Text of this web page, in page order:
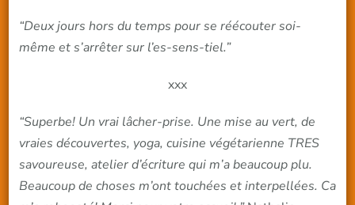
“Deux jours hors du temps pour se réécouter soi-
même et s’arrêter sur l’es-sens-tiel.”
xxx
“Superbe! Un vrai lâcher-prise. Une mise au vert, de
vraies découvertes, yoga, cuisine végétarienne TRES
savoureuse, atelier d’écriture qui m’a beaucoup plu.
Beaucoup de choses m’ont touchées et interpellées. Ca